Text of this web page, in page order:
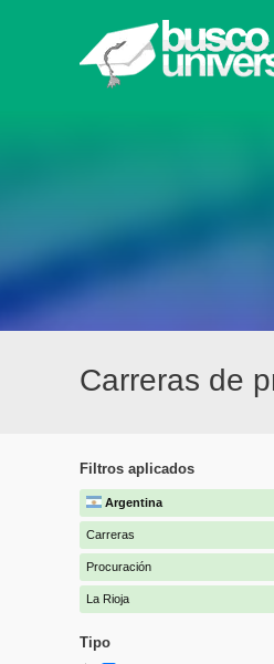
Carreras de
Filtros aplicados
Argentina
Carreras
Procuración
La Rioja
Tipo